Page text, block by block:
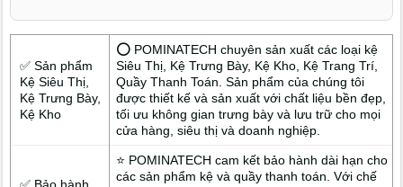
✅ Sản phẩm
Kệ Siêu Thị,
Kệ Trưng Bày,
Kệ Kho
⭕ POMINATECH chuyên sản xuất các loại kệ
Siêu Thị, Kệ Trưng Bày, Kệ Kho, Kệ Trang Trí,
Quầy Thanh Toán. Sản phẩm của chúng tôi
được thiết kế và sản xuất với chất liệu bền đẹp,
tối ưu không gian trưng bày và lưu trữ cho mọi
cửa hàng, siêu thị và doanh nghiệp.
⭐ POMINATECH cam kết bảo hành dài hạn cho
các sản phẩm kệ và quầy thanh toán. Với chế